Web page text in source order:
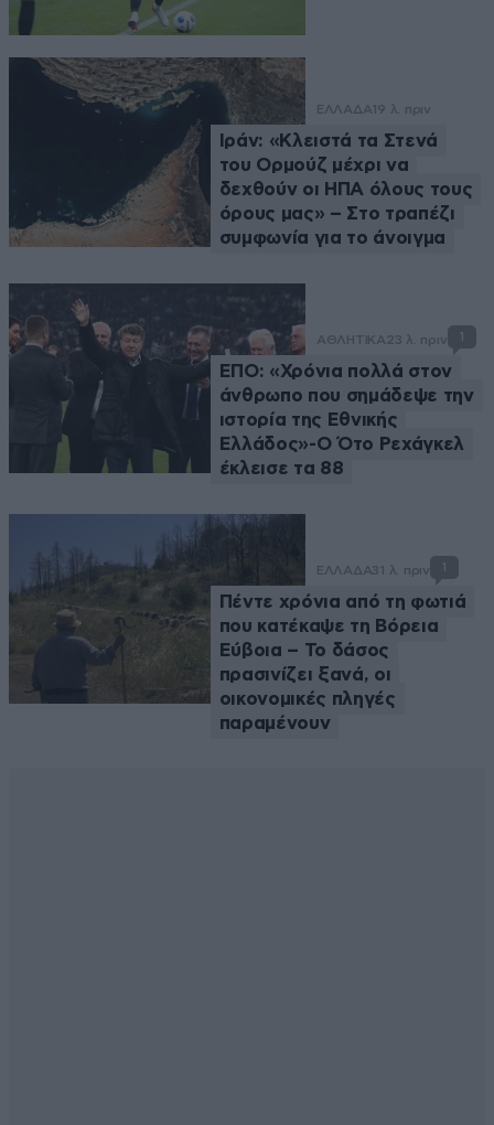
ΕΛΛΑΔΑ 19 λ. πριν
Ιράν: «Κλειστά τα Στενά
του Ορμούζ μέχρι να
δεχθούν οι ΗΠΑ όλους τους
όρους μας» – Στο τραπέζι
συμφωνία για το άνοιγμα
ΑΘΛΗΤΙΚΑ23 λ. πριν 1
ΕΠΟ: «Χρόνια πολλά στον
άνθρωπο που σημάδεψε την
ιστορία της Εθνικής
Ελλάδος»-Ο Ότο Ρεχάγκελ
έκλεισε τα 88
ΕΛΛΑΔΑ31 λ. πριν 1
Πέντε χρόνια από τη φωτιά
που κατέκαψε τη Βόρεια
Εύβοια – Το δάσος
πρασινίζει ξανά, οι
οικονομικές πληγές
παραμένουν